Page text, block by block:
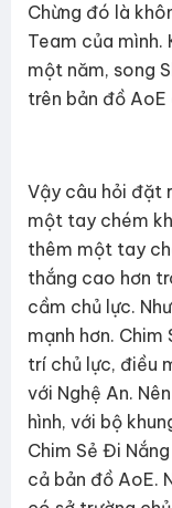
Chừng đó là
Team của
một năm, song
trên bản đồ AoE
Vậy câu hỏi đặt
một tay chém
thêm một tay
thắng cao hơn
cầm chủ lực.
mạnh hơn. Chim
trí chủ lực, điều
với Nghệ An.
hình, với bộ
Chim Sẻ Đi
cả bản đồ AoE.